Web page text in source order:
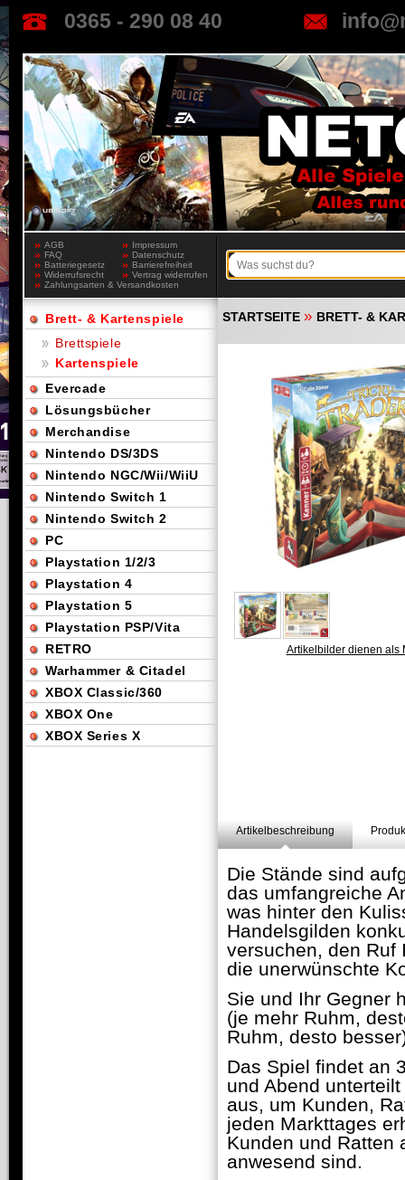
0365 - 290 08 40
AGB
Impressum
FAQ
Datenschutz
Batteriegesetz
Barrierefreiheit
Widerrufsrecht
Vertrag widerrufen
Zahlungsarten & Versandkosten
STARTSEITE » BRETT- &
Artikelbilder dienen als
Artikelbeschreibung
Die Stände sind
das umfangreiche
was hinter den
Handelsgilden
versuchen, den Ruf
die unerwünschte
Sie und Ihr Gegner
(je mehr Ruhm,
Ruhm, desto
Das Spiel findet an
und Abend
aus, um Kunden,
jeden Markttages
Kunden und Ratten
anwesend sind.
Brett- & Kartenspiele
Brettspiele
Kartenspiele
Evercade
Lösungsbücher
Merchandise
Nintendo DS/3DS
Nintendo NGC/Wii/WiiU
Nintendo Switch 1
Nintendo Switch 2
PC
Playstation 1/2/3
Playstation 4
Playstation 5
Playstation PSP/Vita
RETRO
Warhammer & Citadel
XBOX Classic/360
XBOX One
XBOX Series X